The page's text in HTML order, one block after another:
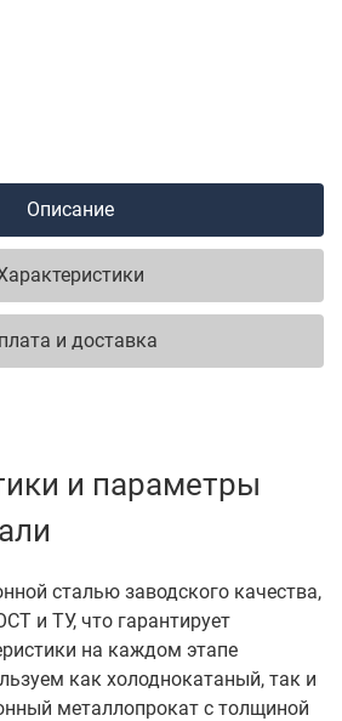
Описание
и доставка
и параметры
сталью заводского качества,
и ТУ, что гарантирует
на каждом этапе
как холоднокатаный, так и
металлопрокат с толщиной